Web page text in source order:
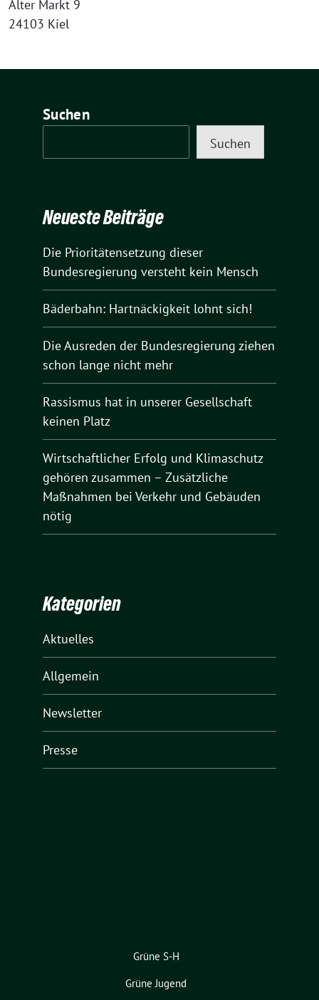
Alter Markt 9
24103 Kiel
Suchen
Suchen
Neueste Beiträge
Die Prioritätensetzung dieser
Bundesregierung versteht kein Mensch
Bäderbahn: Hartnäckigkeit lohnt sich!
Die Ausreden der Bundesregierung ziehen
schon lange nicht mehr
Rassismus hat in unserer Gesellschaft
keinen Platz
Wirtschaftlicher Erfolg und Klimaschutz
gehören zusammen – Zusätzliche
Maßnahmen bei Verkehr und Gebäuden
nötig
Kategorien
Aktuelles
Allgemein
Newsletter
Presse
Grüne S-H
Grüne Jugend